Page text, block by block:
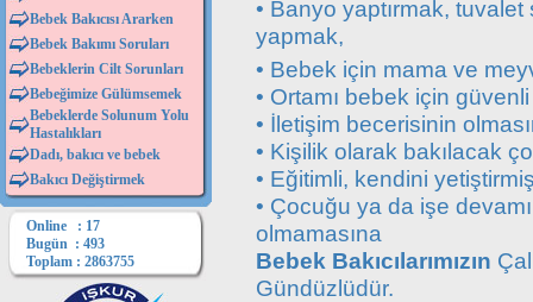
Bebek Bakıcısı Ararken
Bebek Bakımı Soruları
Bebeklerin Cilt Sorunları
Bebeğimize Gülümsemek
Bebeklerde Solunum Yolu
Hastalıkları
Dadı, bakıcı ve bebek
Bakıcı Değiştirmek
Online : 17
Bugün : 493
Toplam : 2863755
• Banyo yaptırmak, tuvalet
yapmak,
• Bebek için mama ve
• Ortamı bebek için
• İletişim becerisinin
• Kişilik olarak bakılacak
• Eğitimli, kendini
• Çocuğu ya da işe
olmamasına
Bebek Bakıcılarımızın
Gündüzlüdür.